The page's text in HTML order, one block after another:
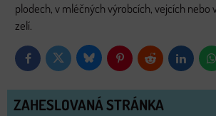
plodech, v mléčných výrobcích, vejcích nebo
zelí.
FacebookTwitter Bluesky PinterestReddit LinkedIn
ZAHESLOVANÁ STRÁNKA